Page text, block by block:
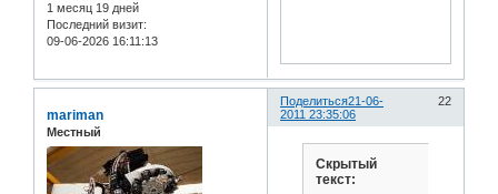
1 месяц 19 дней
Последний визит:
09-06-2026 16:11:13
Поделиться 22
21-06-
2011 23:35:06
mariman
Местный
Скрытый
текст: